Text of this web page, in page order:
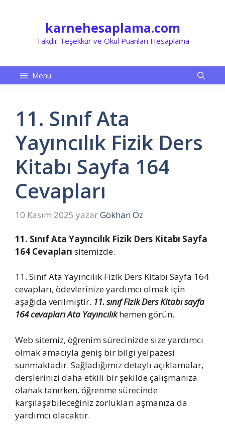
karnehesaplama.com
Takdir Teşekkür ve Okul Puanları Hesaplama
Menu
11. Sınıf Ata
Yayıncılık Fizik Ders
Kitabı Sayfa 164
Cevapları
10 Kasım 2025 yazarGökhan Öz
11. Sınıf Ata Yayıncılık Fizik Ders Kitabı Sayfa
164 Cevapları sitemizde.
11. Sınıf Ata Yayıncılık Fizik Ders Kitabı Sayfa 164
cevapları, ödevlerinize yardımcı olmak için
aşağıda verilmiştir. 11. sınıf Fizik Ders Kitabı sayfa
164 cevapları Ata Yayıncılıkhemen görün.
Web sitemiz, öğrenim sürecinizde size yardımcı
olmak amacıyla geniş bir bilgi yelpazesi
sunmaktadır. Sağladığımız detaylı açıklamalar,
derslerinizi daha etkili bir şekilde çalışmanıza
olanak tanırken, öğrenme sürecinde
karşılaşabileceğiniz zorlukları aşmanıza da
yardımcı olacaktır.